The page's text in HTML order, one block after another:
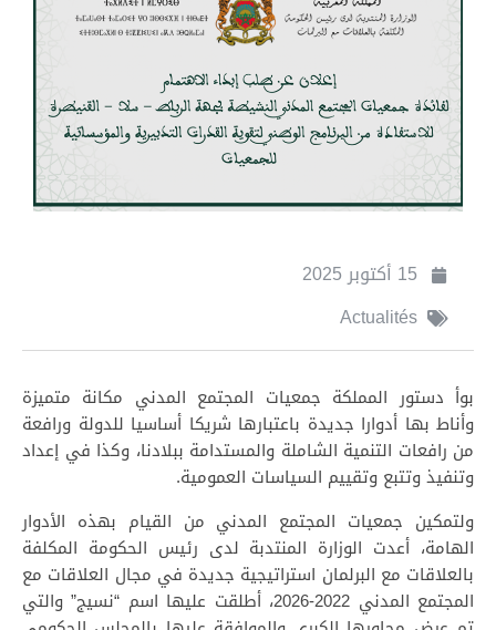
15 أكتوبر 2025
Actualités
بوأ دستور المملكة جمعيات المجتمع المدني مكانة متميزة
وأناط بها أدوارا جديدة باعتبارها شريكا أساسيا للدولة ورافعة
من رافعات التنمية الشاملة والمستدامة ببلادنا، وكذا في إعداد
وتنفيذ وتتبع وتقييم السياسات العمومية.
ولتمكين جمعيات المجتمع المدني من القيام بهذه الأدوار
الهامة، أعدت الوزارة المنتدبة لدى رئيس الحكومة المكلفة
بالعلاقات مع البرلمان استراتيجية جديدة في مجال العلاقات مع
المجتمع المدني 2022-2026، أطلقت عليها اسم “نسيج” والتي